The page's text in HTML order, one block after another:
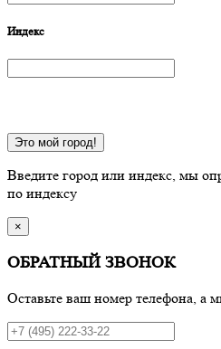
Индекс
Это мой город!
Введите город или индекс, мы
по индексу
×
ОБРАТНЫЙ ЗВОНОК
Оставьте ваш номер телефона, а